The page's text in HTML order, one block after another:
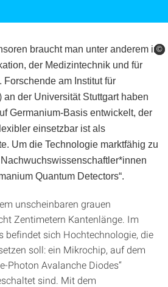
braucht man unter anderem in
der Medizintechnik und für
am Institut für
an der Universität Stuttgart haben
Germanium-Basis entwickelt, der
einsetzbar ist als
Um die Technologie marktfähig zu
Quantum Detectors“.
unscheinbaren grauen
Zentimetern Kantenlänge. Im
befindet sich Hochtechnologie, die
soll: ein Mikrochip, auf dem
Photon Avalanche Diodes“
sind. Mit dem
©
©
©